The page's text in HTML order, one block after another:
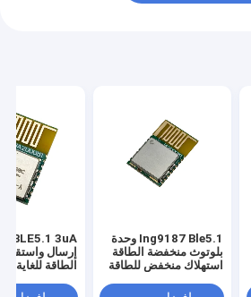
Ing9187 Ble5.1 وحدة
بلوتوث منخفضة الطاقة
استهلاك منخفض للطاقة
إرسال
الطاقة للغاية